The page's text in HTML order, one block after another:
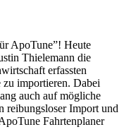
ApoTune”! Heute
Thielemann die
erfassten
importieren. Dabei
auch auf mögliche
reibungsloser Import und
Fahrtenplaner